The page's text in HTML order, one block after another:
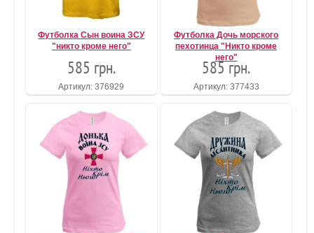
Футболка Сын воина ЗСУ
"никто кроме него"
585 грн.
Артикул: 376929
Футболка Дочь морского
пехотинца "Никто кроме
него"
585 грн.
Артикул: 377433